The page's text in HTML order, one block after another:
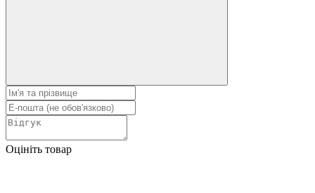
Оцініть товар